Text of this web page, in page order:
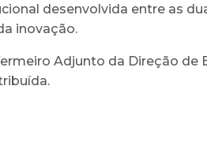
desenvolvida entre as
inovação.
Adjunto da Direção